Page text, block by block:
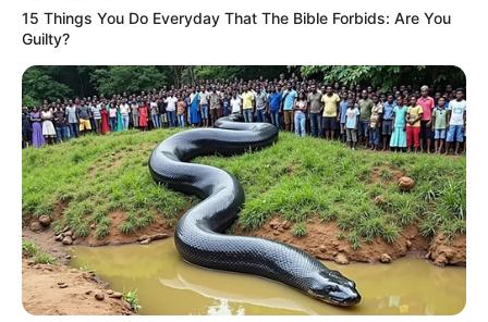
ABOUT THE AUTHOR
เจ้าหมอดู
15 Things You Do Everyday That The Bible Forbids: Are You
Guilty?